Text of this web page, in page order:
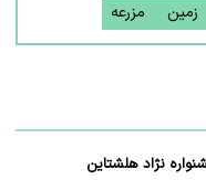
زمین مزرعه
نژاد هلشتاین